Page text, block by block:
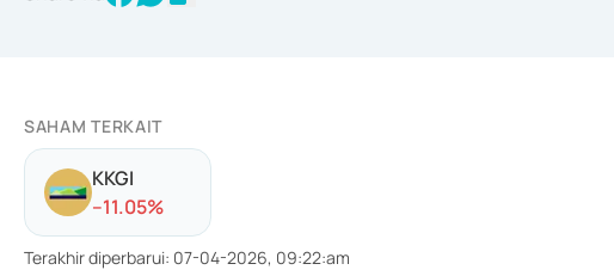
SAHAM TERKAIT
KKGI
--11.05%
Terakhir diperbarui: 07-04-2026, 09:22:am